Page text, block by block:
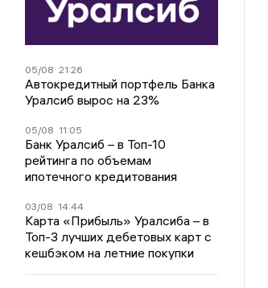
05/08 21:26
Автокредитный портфель Банка
Уралсиб вырос на 23%
05/08 11:05
Банк Уралсиб – в Топ-10
рейтинга по объемам
ипотечного кредитования
03/08 14:44
Карта «Прибыль» Уралсиба – в
Топ-3 лучших дебетовых карт с
кешбэком на летние покупки